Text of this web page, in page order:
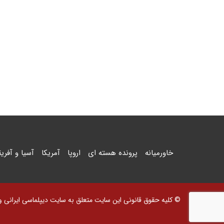
خاورمیانه پرونده هسته ای اروپا آمریکا آسیا و
© کلیه حقوق قانونی این سایت متعلق به سایت دیپلماسی ایرانی و